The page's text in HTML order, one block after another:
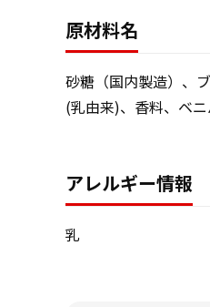
原材料名
砂糖（国内製造）、
(乳由来)、香料、ベ
アレルギー情報
乳